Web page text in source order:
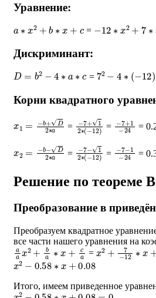
Уравнение:
2 b ∗ = 12∗ 2+ 7 ∗
Дискриминант:
D= 2− a = 72 ∗ − 12 )∗
Корни квадратного
+ D2∗ = 7+ 12 12 )
= 7 +1 24
=
b−D2∗ = −7−12 −12)
= −7−1 24
=
Решение по теореме
Преобразование в
Преобразуем квадратное
все части нашего уравнения на
aax2+ba∗x+ca = x2+7−12∗x+
−1−12
x2 0.58∗ 0.08
Итого, имеем приведенное
x2−0.58∗x+0.08=0